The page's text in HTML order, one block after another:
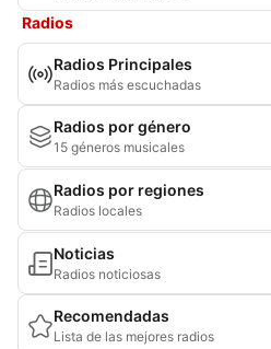
Radios
Radios Principales
Radios más escuchadas
Radios por género
15 géneros musicales
Radios por regiones
Radios locales
Noticias
Radios noticiosas
Recomendadas
Lista de las mejores radios